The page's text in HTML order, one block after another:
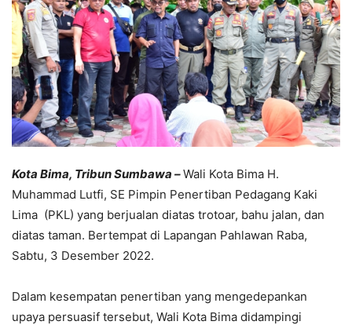
Kota Bima, Tribun Sumbawa –Wali Kota Bima H.
Muhammad Lutfi, SE Pimpin Penertiban Pedagang Kaki
Lima (PKL) yang berjualan diatas trotoar, bahu jalan, dan
diatas taman. Bertempat di Lapangan Pahlawan Raba,
Sabtu, 3 Desember 2022.
Dalam kesempatan penertiban yang mengedepankan
upaya persuasif tersebut, Wali Kota Bima didampingi